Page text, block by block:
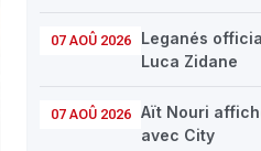
07 AOÛ 2026
Leganés
Luca Zidane
07 AOÛ 2026
Aït Nouri
avec City